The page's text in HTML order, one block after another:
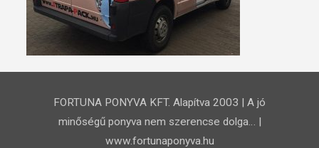
FORTUNA PONYVA KFT. Alapítva 2003 | A jó
minőségű ponyva nem szerencse dolga… |
www.fortunaponyva.hu